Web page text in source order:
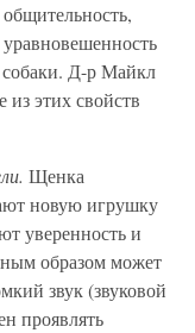
уравновешенность
собаки. Д-р Майкл
из этих свойств
Щенка
новую игрушку
уверенность и
образом может
звук (звуковой
проявлять